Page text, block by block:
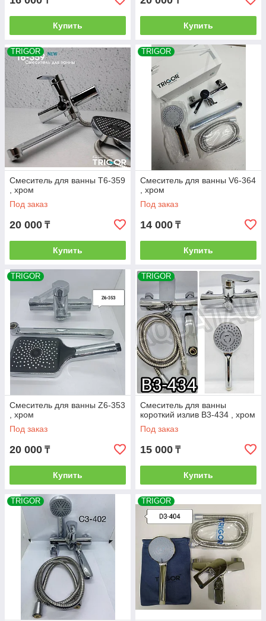
Купить Купить
TRIGOR
Смеситель для ванны T6-359
, хром
Под заказ
20 000 ₸
Купить
TRIGOR
Смеситель для ванны V6-364
, хром
Под заказ
14 000 ₸
Купить
TRIGOR
Смеситель для ванны Z6-353
, хром
Под заказ
20 000 ₸
Купить
TRIGOR
Смеситель для ванны
короткий излив B3-434 , хром
Под заказ
15 000 ₸
Купить
TRIGOR TRIGOR